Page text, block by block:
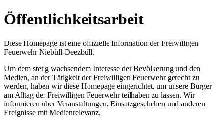
Öffentlichkeitsarbeit
Diese Homepage ist eine offizielle Information der Freiwilligen
Feuerwehr Niebüll-Deezbüll.
Um dem stetig wachsendem Interesse der Bevölkerung und den
Medien, an der Tätigkeit der Freiwilligen Feuerwehr gerecht zu
werden, haben wir diese Homepage eingerichtet, um unsere Bürger
am Alltag der Freiwilligen Feuerwehr teilhaben zu lassen. Wir
informieren über Veranstaltungen, Einsatzgeschehen und anderen
Ereignisse mit Medienrelevanz.